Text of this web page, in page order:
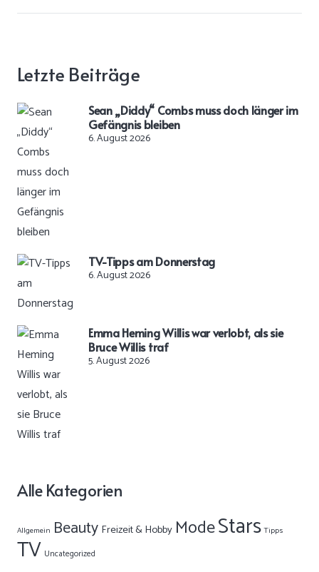
Letzte Beiträge
Sean „Diddy“ Combs muss doch länger im
Gefängnis bleiben
6. August 2026
TV-Tipps am Donnerstag
6. August 2026
Emma Heming Willis war verlobt, als sie
Bruce Willis traf
5. August 2026
Alle Kategorien
Allgemein Beauty Freizeit & Hobby ModeStars Tipps
TV Uncategorized